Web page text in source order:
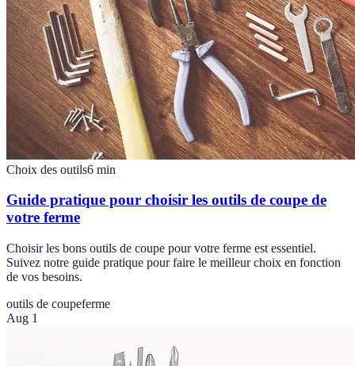
Choix des outils6 min
Guide pratique pour choisir les outils de coupe de
votre ferme
Choisir les bons outils de coupe pour votre ferme est essentiel.
Suivez notre guide pratique pour faire le meilleur choix en fonction
de vos besoins.
outils de coupeferme
Aug 1